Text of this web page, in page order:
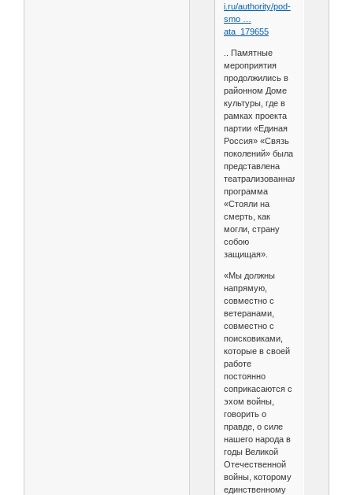
i.ru/authority/pod-
smo …
ata_179655
.. Памятные
мероприятия
продолжились в
районном Доме
культуры, где в
рамках проекта
партии «Единая
Россия» «Связь
поколений» была
представлена
театрализованная
программа
«Стояли на
смерть, как
могли, страну
собою
защищая».
«Мы должны
напрямую,
совместно с
ветеранами,
совместно с
поисковиками,
которые в своей
работе
постоянно
соприкасаются с
эхом войны,
говорить о
правде, о силе
нашего народа в
годы Великой
Отечественной
войны, которому
единственному